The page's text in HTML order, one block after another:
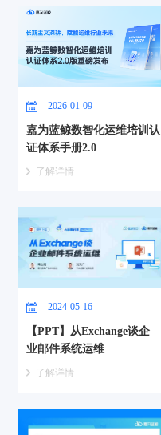
2026-01-09
嘉为蓝鲸数智化运维培训认
证体系手册2.0
了解详情
2024-05-16
【PPT】从Exchange谈企
业邮件系统运维
了解详情